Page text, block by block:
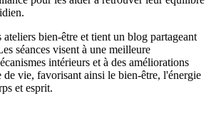
ateliers bien-être et tient un blog partageant
séances visent à une meilleure
intérieurs et à des améliorations
de vie, favorisant ainsi le bien-être, l'énergie
et esprit.